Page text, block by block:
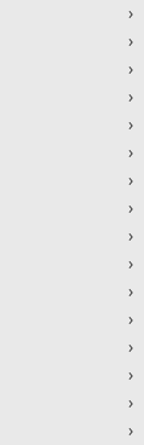
›
›
›
›
›
›
›
›
›
›
›
›
›
›
›
›